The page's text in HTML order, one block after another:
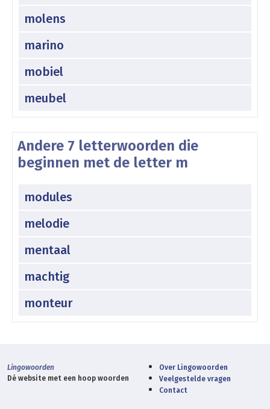
molens
marino
mobiel
meubel
Andere 7 letterwoorden die
beginnen met de letter m
modules
melodie
mentaal
machtig
monteur
Lingowoorden
Dé website met een hoop woorden
Over Lingowoorden
Veelgestelde vragen
Contact